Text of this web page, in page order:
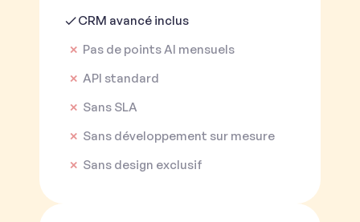
CRM avancé inclus
✕ Pas de points AI mensuels
✕ API standard
✕ Sans SLA
✕ Sans développement sur mesure
✕ Sans design exclusif